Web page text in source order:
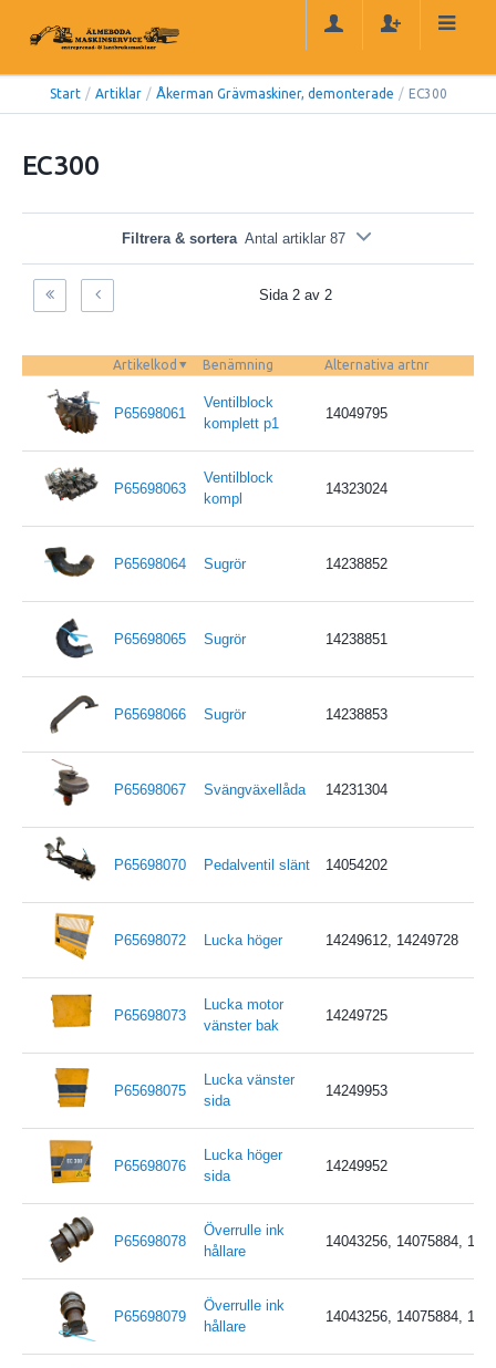
Start / Artiklar / Åkerman Grävmaskiner, demonterade / EC300
EC300
Filtrera & sortera Antal artiklar 87
Sida 2 av 2
Artikelkod Benämning Alternativa artnr
P65698061
Ventilblock
komplett p1
14049795
P65698063
Ventilblock
kompl
14323024
P65698064 Sugrör 14238852
P65698065 Sugrör 14238851
P65698066 Sugrör 14238853
P65698067 Svängväxellåda 14231304
P65698070 Pedalventil slänt 14054202
P65698072 Lucka höger 14249612, 14249728
P65698073
Lucka motor
vänster bak
14249725
P65698075
Lucka vänster
sida
14249953
P65698076
Lucka höger
sida
14249952
P65698078
Överrulle ink
hållare
14043256, 14075884,
P65698079
Överrulle ink
hållare
14043256, 14075884,